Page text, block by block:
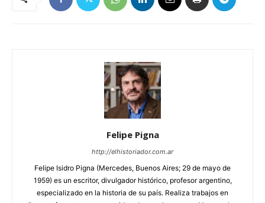
Felipe Pigna
http://elhistoriador.com.ar
Felipe Isidro Pigna (Mercedes, Buenos Aires; 29 de mayo de
1959) es un escritor, divulgador histórico, profesor argentino,
especializado en la historia de su país. Realiza trabajos en